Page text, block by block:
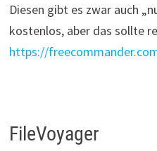
Diesen gibt es zwar auch
kostenlos, aber das sollte
https://
FileVoyager